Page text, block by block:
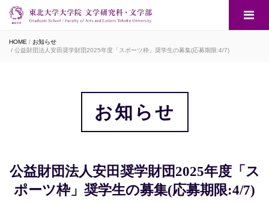
HOME
お知らせ
公益財団法人安田奨学財団2025年度「スポーツ枠」奨学生の募集(応募期限:4/7)
お知らせ
公益財団法人安田奨学財団2025年度「ス
ポーツ枠」奨学生の募集(応募期限:4/7)